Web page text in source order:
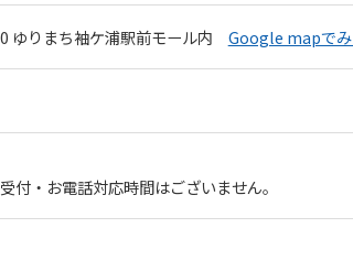
ゆりまち袖ケ浦駅前モール内 Google mapでみ
・お電話対応時間はございません。
foreigners
Click the link below (start
translation) to return to
page.